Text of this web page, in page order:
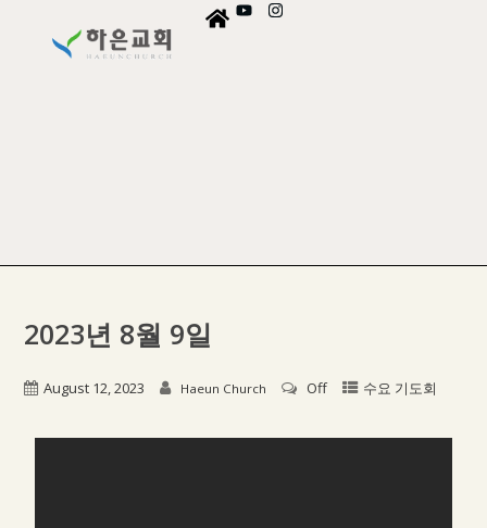
2023년 8월 9일
August 12, 2023 Haeun Church Off 수요 기도회